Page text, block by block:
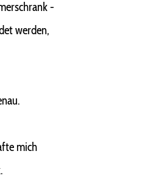
-
werden,
mich